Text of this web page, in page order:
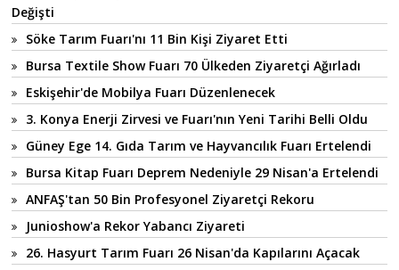
Değişti
Söke Tarım Fuarı'nı 11 Bin Kişi Ziyaret Etti
Bursa Textile Show Fuarı 70 Ülkeden Ziyaretçi Ağırladı
Eskişehir'de Mobilya Fuarı Düzenlenecek
3. Konya Enerji Zirvesi ve Fuarı'nın Yeni Tarihi Belli Oldu
Güney Ege 14. Gıda Tarım ve Hayvancılık Fuarı Ertelendi
Bursa Kitap Fuarı Deprem Nedeniyle 29 Nisan'a Ertelendi
ANFAŞ'tan 50 Bin Profesyonel Ziyaretçi Rekoru
Junioshow'a Rekor Yabancı Ziyareti
26. Hasyurt Tarım Fuarı 26 Nisan'da Kapılarını Açacak